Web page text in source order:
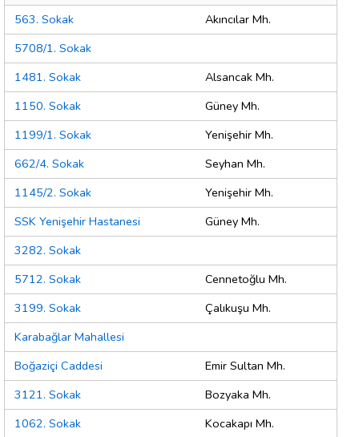
563. Sokak
Akıncılar Mh.
5708/1. Sokak
1481. Sokak
Alsancak Mh.
1150. Sokak
Güney Mh.
1199/1. Sokak
Yenişehir Mh.
662/4. Sokak
Seyhan Mh.
1145/2. Sokak
Yenişehir Mh.
SSK Yenişehir Hastanesi
Güney Mh.
3282. Sokak
5712. Sokak
Cennetoğlu Mh.
3199. Sokak
Çalıkuşu Mh.
Karabağlar Mahallesi
Boğaziçi Caddesi
Emir Sultan Mh.
3121. Sokak
Bozyaka Mh.
1062. Sokak
Kocakapı Mh.